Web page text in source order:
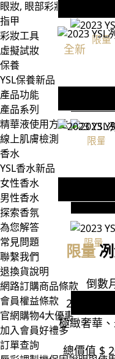
限量
限量
限量
冽
全新 自
自
限量冽
倒數
24件明
極緻奢華
總價值 $
眼妝, 眼部彩妝
指甲
彩妝工具
虛擬試妝
保養
YSL保養新品
產品功能
產品系列
精華液使用方法
線上肌膚檢測
香水
YSL香水新品
女性香水
男性香水
探索香氛
為您解答
常見問題
聯繫我們
退換貨說明
網路訂購商品條款
會員權益條款
官網購物4大優惠
加入會員好禮多
訂單查詢